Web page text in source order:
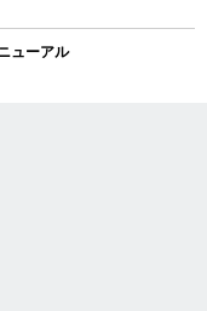
ューアル